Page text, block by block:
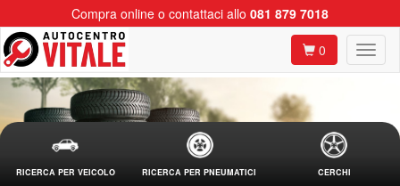
Compra online o contattaci allo 081 879 7018
0
RICERCA PER VEICOLO RICERCA PER PNEUMATICI CERCHI